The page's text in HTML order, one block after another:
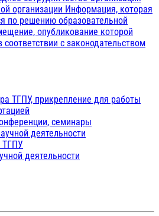
организации Информация, которая
по решению образовательной
опубликование которой
с законодательством
ТГПУ, прикрепление для работы
семинары
деятельности
ТГПУ
деятельности